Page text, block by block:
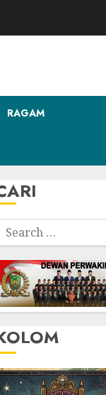
RAGAM
Search